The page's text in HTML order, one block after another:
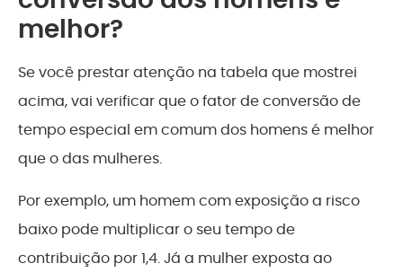
melhor?
Se você prestar atenção na tabela que mostrei
acima, vai verificar que o fator de conversão de
tempo especial em comum dos homens é melhor
que o das mulheres.
Por exemplo, um homem com exposição a risco
baixo pode multiplicar o seu tempo de
contribuição por 1,4. Já a mulher exposta ao